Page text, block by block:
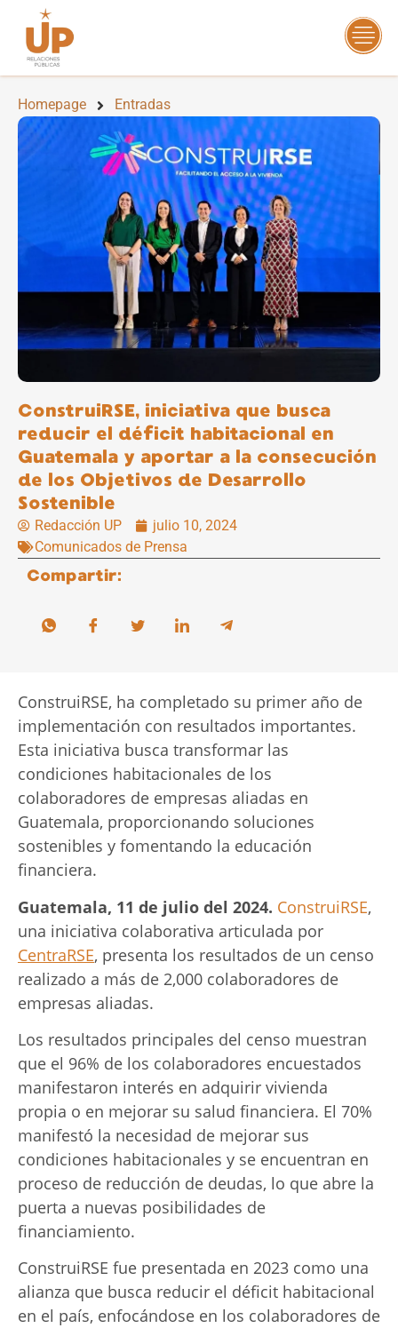
Homepage Entradas
ConstruiRSE, iniciativa que busca
reducir el déficit habitacional en
Guatemala y aportar a la consecución
de los Objetivos de Desarrollo
Sostenible
Redacción UP
julio 10, 2024
Comunicados de Prensa
Compartir:
ConstruiRSE, ha completado su primer año de
implementación con resultados importantes.
Esta iniciativa busca transformar las
condiciones habitacionales de los
colaboradores de empresas aliadas en
Guatemala, proporcionando soluciones
sostenibles y fomentando la educación
financiera.
Guatemala, 11 de julio del 2024. ConstruiRSE,
una iniciativa colaborativa articulada por
CentraRSE, presenta los resultados de un censo
realizado a más de 2,000 colaboradores de
empresas aliadas.
Los resultados principales del censo muestran
que el 96% de los colaboradores encuestados
manifestaron interés en adquirir vivienda
propia o en mejorar su salud financiera. El 70%
manifestó la necesidad de mejorar sus
condiciones habitacionales y se encuentran en
proceso de reducción de deudas, lo que abre la
puerta a nuevas posibilidades de
financiamiento.
ConstruiRSE fue presentada en 2023 como una
alianza que busca reducir el déficit habitacional
en el país, enfocándose en los colaboradores de